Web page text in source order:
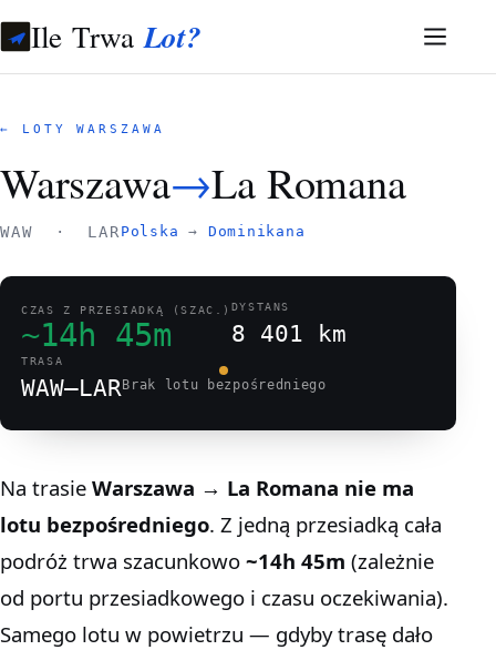
Ile TrwaLot?
← LOTY WARSZAWA
Warszawa→La Romana
WAW · LAR Polska → Dominikana
CZAS Z PRZESIADKĄ (SZAC.)
~14h 45m
DYSTANS
8 401 km
TRASA
WAW–LARBrak lotu bezpośredniego
Na trasie Warszawa → La Romana nie ma
lotu bezpośredniego. Z jedną przesiadką cała
podróż trwa szacunkowo ~14h 45m (zależnie
od portu przesiadkowego i czasu oczekiwania).
Samego lotu w powietrzu — gdyby trasę dało